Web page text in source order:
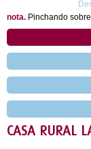
nota. Pinchando
CASA RURAL